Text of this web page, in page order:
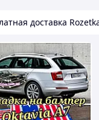
доставка